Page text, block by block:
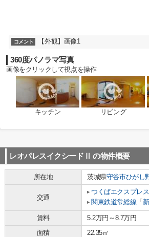
コメント 【外観】画像1
360度パノラマ写真
画像をクリックして視点を操作
キッチン リビング
レオパレスイクシードⅡ の物件概要
所在地 茨城県守谷市ひがし
交通
つくばエクスプレス
関東鉄道常総線 「
賃料 5.2万円～8.7万円
面積
22.35㎡